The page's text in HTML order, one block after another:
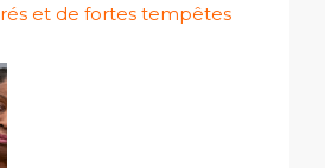
et de fortes tempêtes